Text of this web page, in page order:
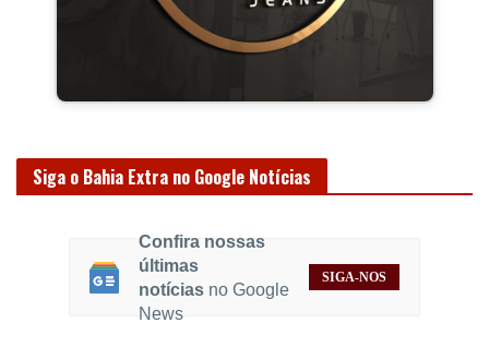
Siga o Bahia Extra no Google Notícias
Confira nossas
últimas
notíciasno Google
News
SIGA-NOS